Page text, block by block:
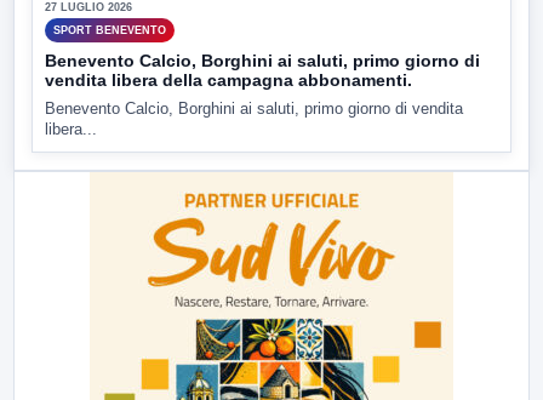
27 LUGLIO 2026
SPORT BENEVENTO
Benevento Calcio, Borghini ai saluti, primo giorno di
vendita libera della campagna abbonamenti.
Benevento Calcio, Borghini ai saluti, primo giorno di vendita
libera...